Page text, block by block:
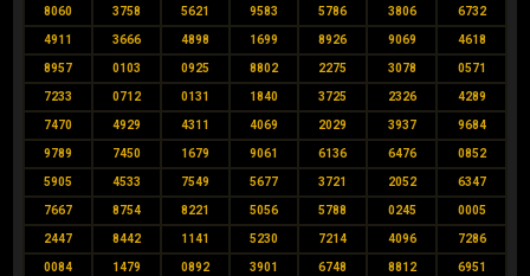
8060 3758 5621 9583 5786 3806 6732
4911 3666 4898 1699 8926 9069 4618
8957 0103 0925 8802 2275 3078 0571
7233 0712 0131 1840 3725 2326 4289
7470 4929 4311 4069 2029 3937 9684
9789 7450 1679 9061 6136 6476 0852
5905 4533 7549 5677 3721 2052 6347
7667 8754 8221 5056 5788 0245 0005
2447 8442 1141 5230 7214 4096 7286
0084 1479 0892 3901 6748 8812 6951